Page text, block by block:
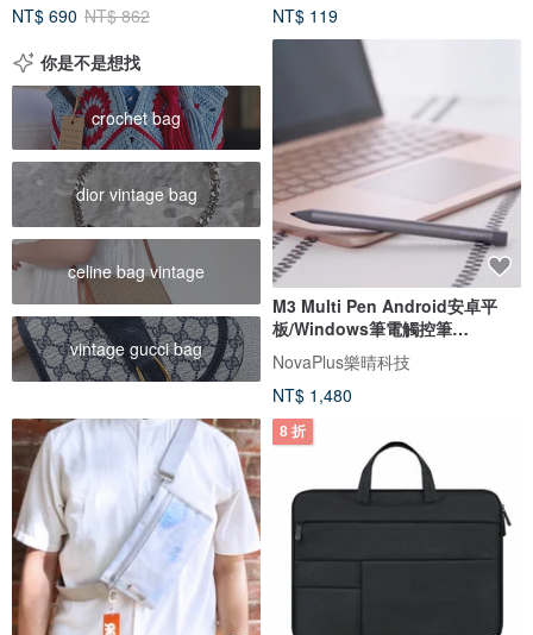
NT$ 690 NT$ 862
NT$ 119
你是不是想找
crochet bag
dior vintage bag
celine bag vintage
vintage gucci bag
M3 Multi Pen Android安卓平
板/Windows筆電觸控筆
Acer/Asus/Dell
NovaPlus樂晴科技
NT$ 1,480
8 折